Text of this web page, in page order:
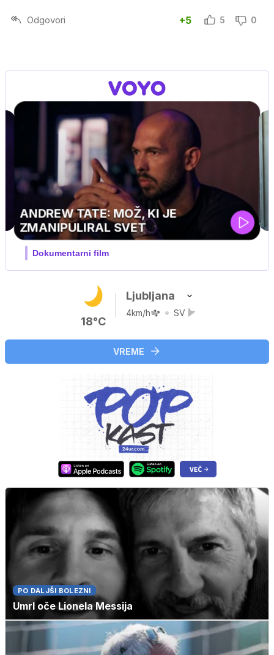
Odgovori +5 5 0
UEFA SUPERPOKAL
V živo na VOYO: sreda ob 20.30
18°C
Ljubljana
4km/h SV
VREME
PO DALJŠI BOLEZNI
Umrl oče Lionela Messija